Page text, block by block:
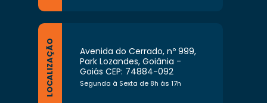
LOCALIZAÇÃO
Avenida do Cerrado, nº 999,
Park Lozandes, Goiânia -
Goiás CEP: 74884-092
Segunda à Sexta de 8h às 17h